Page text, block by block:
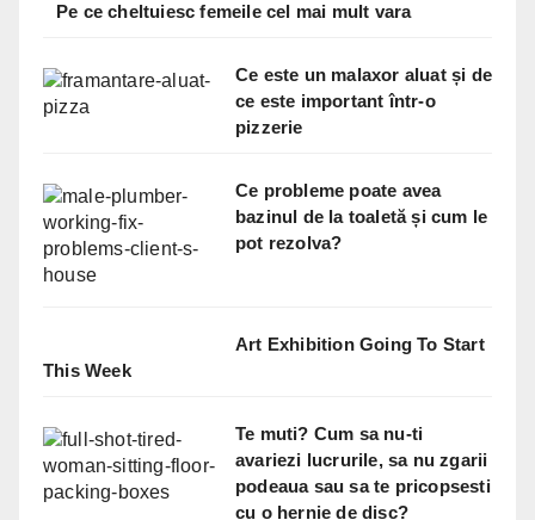
Pe ce cheltuiesc femeile cel mai mult vara
Ce este un malaxor aluat și de
ce este important într-o
pizzerie
Ce probleme poate avea
bazinul de la toaletă și cum le
pot rezolva?
Art Exhibition Going To Start
This Week
Te muti? Cum sa nu-ti
avariezi lucrurile, sa nu zgarii
podeaua sau sa te pricopsesti
cu o hernie de disc?